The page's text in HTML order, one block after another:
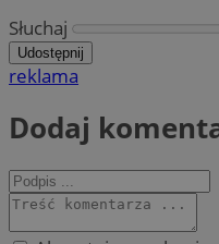
Słuchaj
Udostępnij
reklama
Dodaj